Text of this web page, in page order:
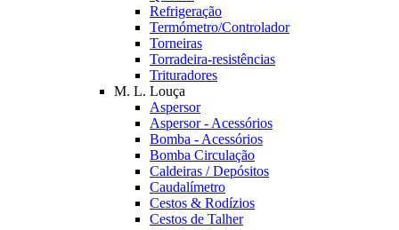
Refrigeração
Termómetro/Controlador
Torneiras
Torradeira-resistências
Trituradores
M. L. Louça
Aspersor
Aspersor - Acessórios
Bomba - Acessórios
Bomba Circulação
Caldeiras / Depósitos
Caudalímetro
Cestos & Rodízios
Cestos de Talher